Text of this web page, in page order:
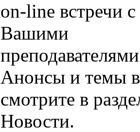
on-line встречи с
Вашими
Анонсы и темы
смотрите в
Новости.